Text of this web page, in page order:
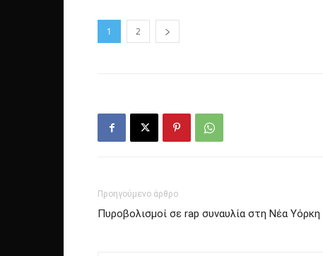
1 2
Προηγούμενο άρθρο
Πυροβολισμοί σε rap συναυλία στη Νέα